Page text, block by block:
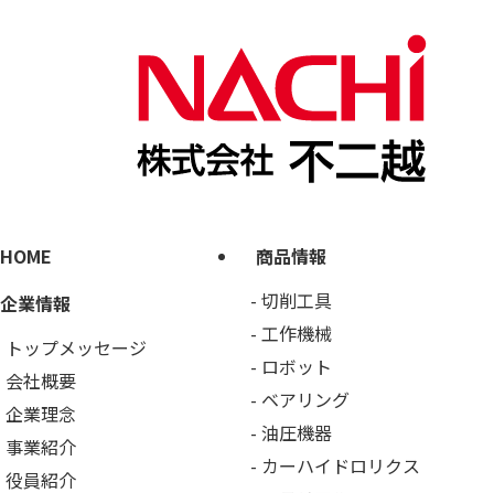
HOME
企業情報
トップメッセージ
会社概要
企業理念
事業紹介
役員紹介
商品情報
切削工具
工作機械
ロボット
ベアリング
油圧機器
カーハイドロリクス